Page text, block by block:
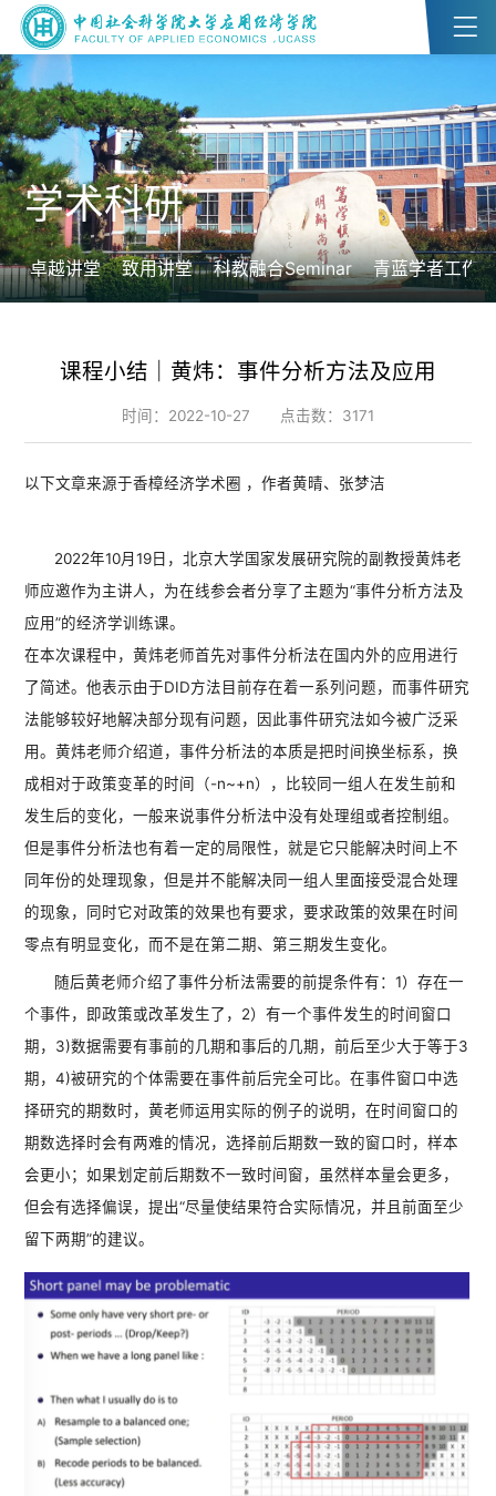
学术科研
卓越讲堂 致用讲堂 科教融合Seminar 青蓝学者工作
课程小结｜黄炜：事件分析方法及应用
时间：2022-10-27 点击数： 3171
以下文章来源于香樟经济学术圈 ，作者黄晴、张梦洁
2022年10月19日，北京大学国家发展研究院的副教授黄炜老
师应邀作为主讲人，为在线参会者分享了主题为“事件分析方法及
应用”的经济学训练课。
在本次课程中，黄炜老师首先对事件分析法在国内外的应用进行
了简述。他表示由于DID方法目前存在着一系列问题，而事件研究
法能够较好地解决部分现有问题，因此事件研究法如今被广泛采
用。黄炜老师介绍道，事件分析法的本质是把时间换坐标系，换
成相对于政策变革的时间（-n~+n），比较同一组人在发生前和
发生后的变化，一般来说事件分析法中没有处理组或者控制组。
但是事件分析法也有着一定的局限性，就是它只能解决时间上不
同年份的处理现象，但是并不能解决同一组人里面接受混合处理
的现象，同时它对政策的效果也有要求，要求政策的效果在时间
零点有明显变化，而不是在第二期、第三期发生变化。
随后黄老师介绍了事件分析法需要的前提条件有：1）存在一
个事件，即政策或改革发生了，2）有一个事件发生的时间窗口
期，3)数据需要有事前的几期和事后的几期，前后至少大于等于3
期，4)被研究的个体需要在事件前后完全可比。在事件窗口中选
择研究的期数时，黄老师运用实际的例子的说明，在时间窗口的
期数选择时会有两难的情况，选择前后期数一致的窗口时，样本
会更小；如果划定前后期数不一致时间窗，虽然样本量会更多，
但会有选择偏误，提出“尽量使结果符合实际情况，并且前面至少
留下两期”的建议。